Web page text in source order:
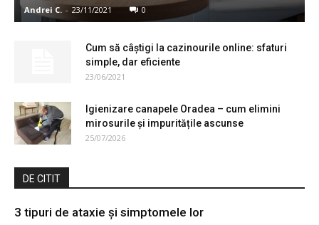
Andrei C. - 23/11/2021 0
Cum să câștigi la cazinourile online: sfaturi
simple, dar eficiente
23/06/2021
Igienizare canapele Oradea – cum elimini
mirosurile și impuritățile ascunse
25/07/2026
DE CITIT
3 tipuri de ataxie și simptomele lor